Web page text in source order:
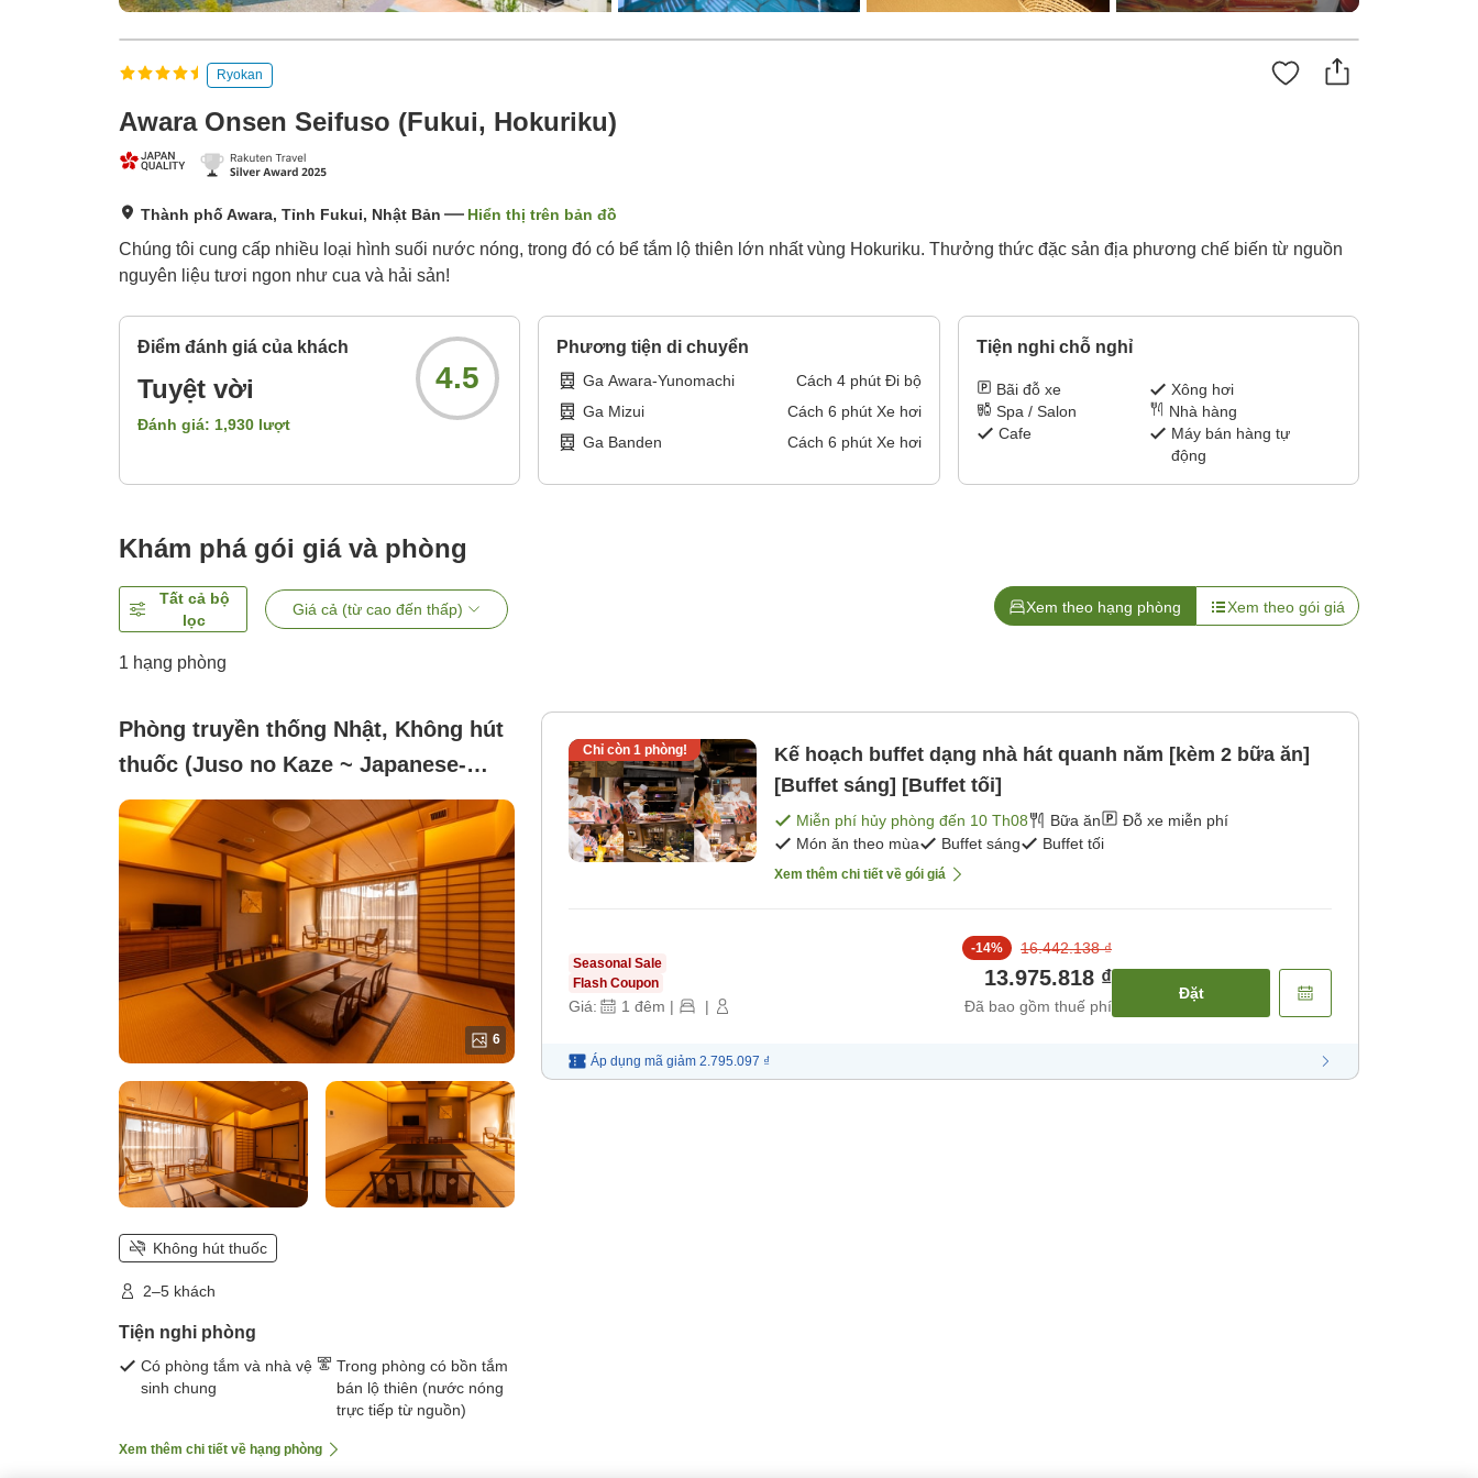
Ryokan
Awara Onsen Seifuso (Fukui, Hokuriku)
Thành phố Awara, Tỉnh Fukui, Nhật Bản Hiển thị trên bản đồ
Chúng tôi cung cấp nhiều loại hình suối nước nóng, trong đó có bể tắm lộ thiên lớn nhất vùng Hokuriku. Thưởng thức đặc sản địa phương chế biến từ nguồn
nguyên liệu tươi ngon như cua và hải sản!
Điểm đánh giá của khách
Tuyệt vời
Đánh giá: 1,930 lượt
4.5
Phương tiện di chuyển
Ga Awara-Yunomachi Cách 4phút Đi bộ
Ga Mizui
Cách 6 phút Xe hơi
Ga Banden
Cách 6 phút Xe hơi
Tiện nghi chỗ nghỉ
Bãi đỗ xe
Xông hơi
Spa / Salon
Nhà hàng
Cafe
Máy bán hàng tự
động
Khám phá gói giá và phòng
Tất cả bộ
lọc
Giá cả (từ cao đến thấp) Xem theo hạng phòng Xem theo gói giá
1 hạng phòng
Phòng truyền thống Nhật, Không hút
thuốc (Juso no Kaze ~ Japanese-
style room with a semi-open-air bath
fed by natural hot springs (non-
smoking))
6
Không hút thuốc
2–5 khách
Tiện nghi phòng
Có phòng tắm và nhà vệ
sinh chung
Trong phòng có bồn tắm
bán lộ thiên (nước nóng
trực tiếp từ nguồn)
Xem thêm chi tiết về hạng phòng
Chỉ còn 1phòng!
Kế hoạch buffet dạng nhà hát quanh năm [kèm 2 bữa ăn]
[Buffet sáng] [Buffet tối]
Miễn phí hủy phòng đến 10 Th08 Bữa ăn
Đỗ xe miễn phí
Món ăn theo mùa
Buffet sáng Buffet tối
Xem thêm chi tiết về gói giá
Seasonal Sale
Flash Coupon
Giá: 1 đêm | |
-14% 16.442.138 ₫
13.975.818 ₫
Đã bao gồm thuế phí
Đặt
Áp dụng mã giảm 2.795.097 ₫